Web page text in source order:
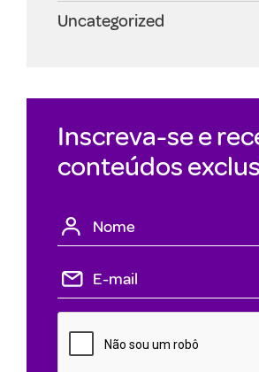
Uncategorized
Inscreva-se e
conteúdos